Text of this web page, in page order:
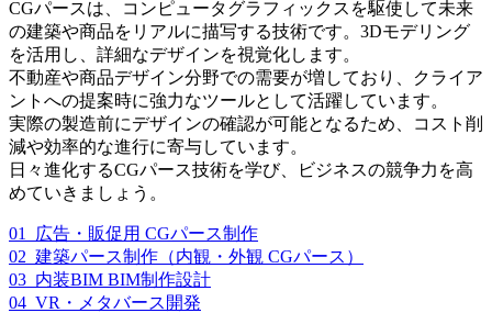
CGパースは、コンピュータグラフィックスを駆使して未来
の建築や商品をリアルに描写する技術です。3Dモデリング
を活用し、詳細なデザインを視覚化します。
不動産や商品デザイン分野での需要が増しており、クライア
ントへの提案時に強力なツールとして活躍しています。
実際の製造前にデザインの確認が可能となるため、コスト削
減や効率的な進行に寄与しています。
日々進化するCGパース技術を学び、ビジネスの競争力を高
めていきましょう。
01_広告・販促用 CGパース制作
02_建築パース制作（内観・外観 CGパース）
03_内装BIM BIM制作設計
04_VR・メタバース開発